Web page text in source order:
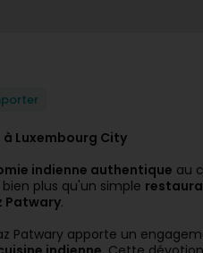
Luxembourg City
indienne authentique au
plus qu'un simple
Patwary.
Patwary apporte un